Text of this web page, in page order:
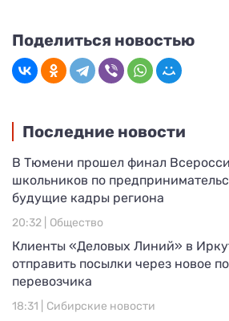
Поделиться новостью
Последние новости
В Тюмени прошел финал
школьников по
будущие кадры региона
20:32 | Общество
Клиенты «Деловых Линий» в
отправить посылки через новое
перевозчика
18:31 | Сибирские новости